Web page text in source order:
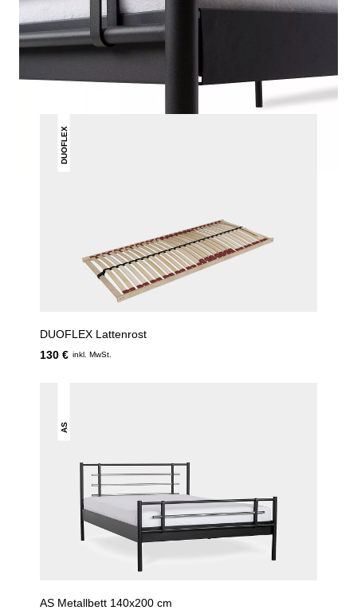
DAS KÖNNTE DIR AUCH
GEFALLEN
DUOFLEX
DUOFLEX Lattenrost
130 € inkl. MwSt.
AS
AS Metallbett 140x200 cm